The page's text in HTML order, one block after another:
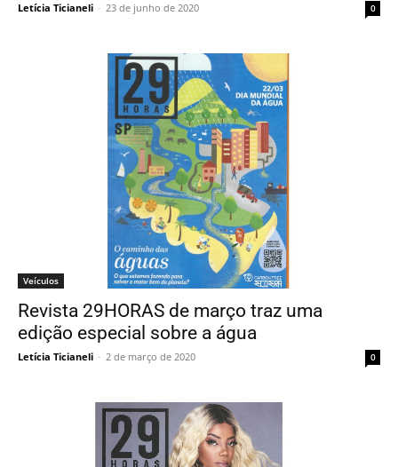
Letícia Ticianeli - 23 de junho de 2020 0
Veículos
Revista 29HORAS de março traz uma
edição especial sobre a água
Letícia Ticianeli - 2 de março de 2020 0